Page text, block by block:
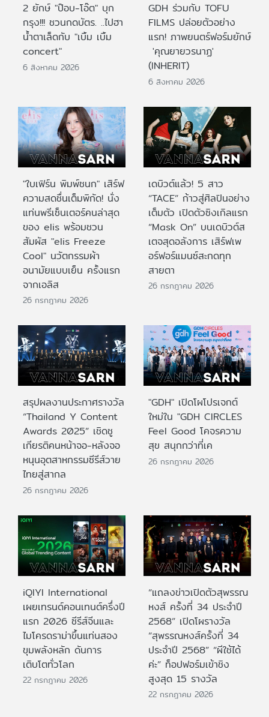
2 ยักษ์ "ป๊อบ-โอ๊ต" บุก
กรุง!!! ชวนกดบัตร. ..ไปฮา
น้ำตาเล็ดกับ "เบิ้ม เบิ้ม
concert"
6 สิงหาคม 2026
GDH ร่วมกับ TOFU
FILMS ปล่อยตัวอย่าง
แรก! ภาพยนตร์ฟอร์มยักษ์
'คุณยายวรนาฏ'
(INHERIT)
6 สิงหาคม 2026
"ใบเฟิร์น พิมพ์ชนก" เสิร์ฟ
ความสดชื่นเต็มพิกัด! นั่ง
แท่นพรีเซ็นเตอร์คนล่าสุด
ของ elis พร้อมชวน
สัมผัส "elis Freeze
Cool" นวัตกรรมผ้า
อนามัยแบบเย็น ครั้งแรก
จากเอลิส
26 กรกฎาคม 2026
เดบิวต์แล้ว! 5 สาว
“TACE” ก้าวสู่ศิลปินอย่าง
เต็มตัว เปิดตัวซิงเกิลแรก
“Mask On” บนเดบิวต์ส
เตจสุดอลังการ เสิร์ฟเพ
อร์ฟอร์แมนซ์สะกดทุก
สายตา
26 กรกฎาคม 2026
สรุปผลงานประกาศรางวัล
“Thailand Y Content
Awards 2025” เชิดชู
เกียรติคนหน้าจอ-หลังจอ
หนุนอุตสาหกรรมซีรีส์วาย
ไทยสู่สากล
26 กรกฎาคม 2026
"GDH" เปิดโผโปรเจกต์
ใหม่ใน "GDH CIRCLES
Feel Good โคจรความ
สุข สนุกกว่าที่เค
26 กรกฎาคม 2026
iQIYI International
เผยเทรนด์คอนเทนต์ครึ่งปี
แรก 2026 ซีรีส์จีนและ
ไมโครดราม่าขึ้นแท่นสอง
ขุมพลังหลัก ดันการ
เติบโตทั่วโลก
22 กรกฎาคม 2026
“แถลงข่าวเปิดตัวสุพรรณ
หงส์ ครั้งที่ 34 ประจำปี
2568” เปิดโผรางวัล
“สุพรรณหงส์ครั้งที่ 34
ประจำปี 2568” “ผีใช้ได้
ค่ะ” ท็อปฟอร์มเข้าชิง
สูงสุด 15 รางวัล
22 กรกฎาคม 2026